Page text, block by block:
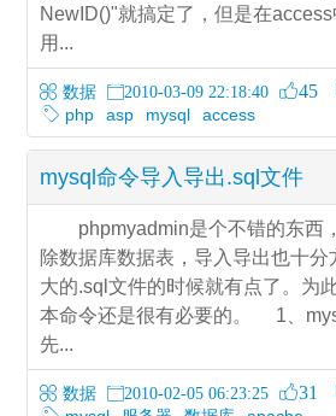
NewID()"就搞定了，但是在
用...
数据 2010-03-09 22:18:40 45
php
asp mysql access
mysql命令导入导出.sql文件
phpmyadmin是个不错的东西
除数据库数据表，导入导出也十分
大的.sql文件的时候就有点了。为
本命令还是很有必要的。 1、
先...
数据 2010-02-05 06:23:25 31